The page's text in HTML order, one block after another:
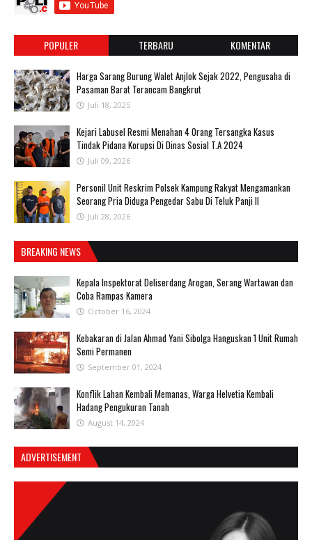
POPULER TERBARU KOMENTAR
Harga Sarang Burung Walet Anjlok Sejak 2022, Pengusaha di
Pasaman Barat Terancam Bangkrut
Juli 18, 2025
‎Kejari Labusel Resmi Menahan 4 Orang Tersangka Kasus
Tindak Pidana Korupsi Di Dinas Sosial T.A 2024
Juli 09, 2026
Personil Unit Reskrim Polsek Kampung Rakyat Mengamankan
Seorang Pria Diduga Pengedar Sabu Di Teluk Panji II
Juli 28, 2026
BREAKING NEWS
Kepala Inspektorat Deliserdang Arogan, Serang Wartawan dan
Coba Rampas Kamera
October 16, 2024
Kebakaran di Jalan Ahmad Yani Sibolga Hanguskan 1 Unit Rumah
Semi Permanen
September 01, 2024
Konflik Lahan Kembali Memanas, Warga Helvetia Kembali
Hadang Pengukuran Tanah
August 14, 2024
ADVERTISEMENT